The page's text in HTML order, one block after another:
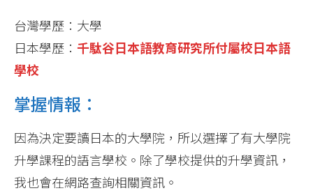
台灣學歷：大學
日本學歷： 千駄谷日本語教育研究所付屬校日本語
學校
掌握情報：
因為決定要讀日本的大學院，所以選擇了有大學院
升學課程的語言學校。除了學校提供的升學資訊，
我也會在網路查詢相關資訊。